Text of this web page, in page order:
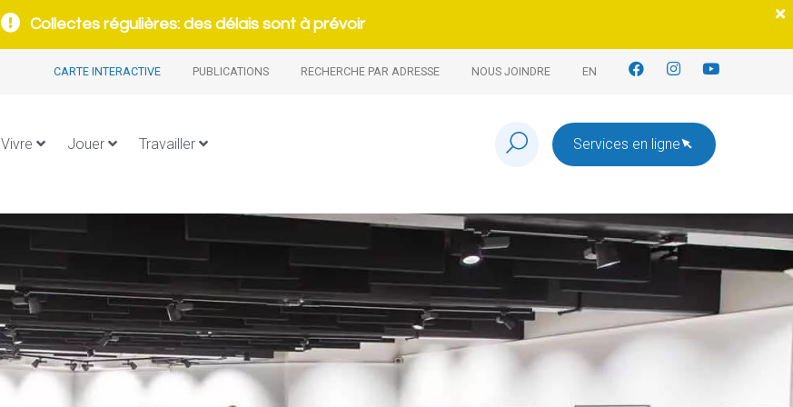
Collectes régulières: des délais sont à prévoir
CARTE INTERACTIVE PUBLICATIONS RECHERCHE PAR ADRESSE NOUS JOINDRE EN
Vivre Jouer Travailler Services en ligne